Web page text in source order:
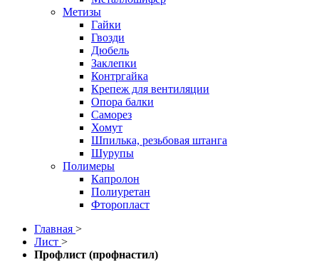
Метизы
Гайки
Гвозди
Дюбель
Заклепки
Контргайка
Крепеж для вентиляции
Опора балки
Саморез
Хомут
Шпилька, резьбовая штанга
Шурупы
Полимеры
Капролон
Полиуретан
Фторопласт
Главная >
Лист >
Профлист (профнастил)